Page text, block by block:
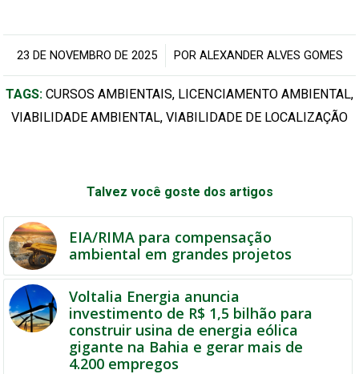
23 DE NOVEMBRO DE 2025
/ POR ALEXANDER ALVES GOMES
TAGS: CURSOS AMBIENTAIS, LICENCIAMENTO AMBIENTAL,
VIABILIDADE AMBIENTAL, VIABILIDADE DE LOCALIZAÇÃO
Talvez você goste dos artigos
EIA/RIMA para compensação
ambiental em grandes projetos
Voltalia Energia anuncia
investimento de R$ 1,5 bilhão para
construir usina de energia eólica
gigante na Bahia e gerar mais de
4.200 empregos